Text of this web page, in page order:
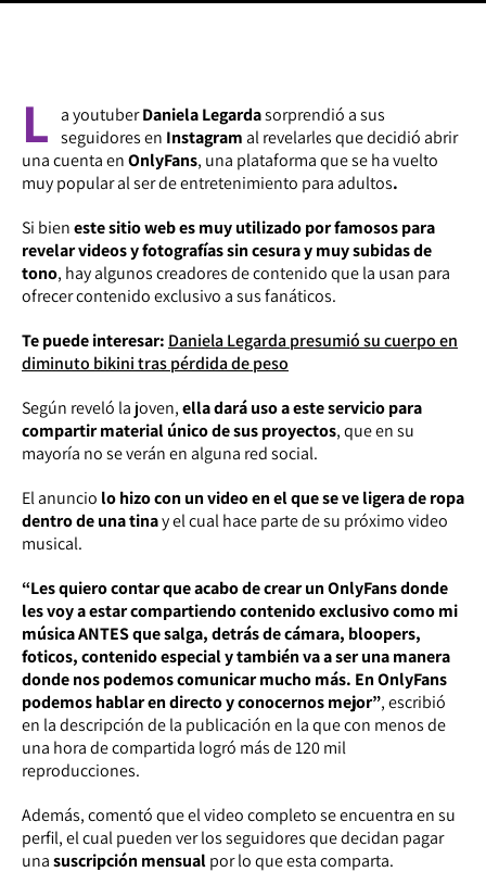
L a youtuberDaniela Legardasorprendió a sus
seguidores en Instagram al revelarles que decidió abrir
una cuenta enOnlyFans, una plataforma que se ha vuelto
muy popular al ser de entretenimiento para adultos.
Si bieneste sitio web es muy utilizado por famosos para
revelar videos y fotografías sin cesura y muy subidas de
tono, hay algunos creadores de contenido que la usan para
ofrecer contenido exclusivo a sus fanáticos.
Te puede interesar: Daniela Legarda presumió su cuerpo en
diminuto bikini tras pérdida de peso
Según reveló la joven,ella dará uso a este servicio para
compartir material único de sus proyectos, que en su
mayoría no se verán en alguna red social.
El anuncio lo hizo con un video en el que se ve ligera de ropa
dentro de una tinay el cual hace parte de su próximo video
musical.
“Les quiero contar que acabo de crear un OnlyFans donde
les voy a estar compartiendo contenido exclusivo como mi
música ANTES que salga, detrás de cámara, bloopers,
foticos, contenido especial y también va a ser una manera
donde nos podemos comunicar mucho más. En OnlyFans
podemos hablar en directo y conocernos mejor”, escribió
en la descripción de la publicación en la que con menos de
una hora de compartida logró más de 120 mil
reproducciones.
Además, comentó que el video completo se encuentra en su
perfil, el cual pueden ver los seguidores que decidan pagar
unasuscripción mensualpor lo que esta comparta.